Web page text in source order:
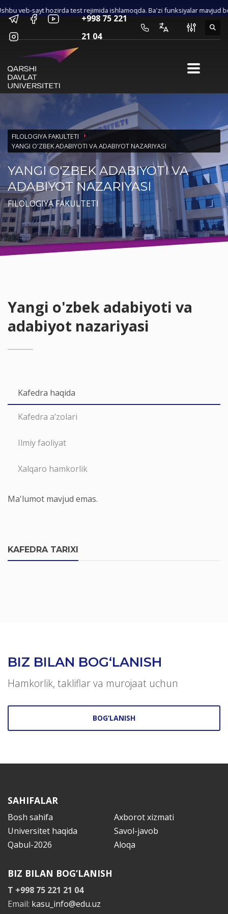
×
Maxsus imkoniyatlar
SHRIFT O‘LCHAMI
A-
KO‘RINISH
Yuqori kontrast O‘qish uchun qulay shrift
Rasmlarni o‘chirish
Standart holatga qaytarish
veb-sayt hozirda test rejimida ishlamoqda. Ba'zi funksiyalar mavjud
+998 75 221
21 04
FILOLOGIYA FAKULTETI
YANGI O'ZBEK ADABIYOTI VA ADABIYOT NAZARIYASI
YANGI O'ZBEK ADABIYOTI VA
ADABIYOT NAZARIYASI
FILOLOGIYA FAKULTETI
Yangi o'zbek adabiyoti va
adabiyot nazariyasi
Kafedra haqida
Kafedra a’zolari
Ilmiy faoliyat
Xalqaro hamkorlik
Ma'lumot mavjud emas.
KAFEDRA TARIXI
BIZ BILAN BOG‘LANISH
Hamkorlik, takliflar va murojaat uchun
BOG‘LANISH
SAHIFALAR
Bosh sahifa
Axborot xizmati
Universitet haqida
Savol-javob
Qabul-2026
Aloqa
BIZ BILAN BOG‘LANISH
T +998 75 221 21 04
Email: kasu_info@edu.uz